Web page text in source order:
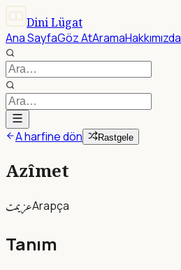
Dini Lügat
Ana SayfaGöz AtAramaHakkımızda
A harfine dön Rastgele
Azîmet
عزيمتArapça
Tanım